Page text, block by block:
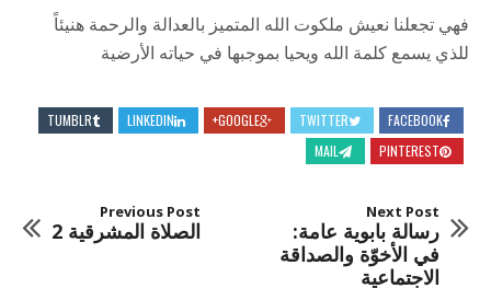
فهي تجعلنا نعيش ملكوت الله المتميز بالعدالة والرحمة هنيئاً
للذي يسمع كلمة الله ويحيا بموجبها في حياته الأرضية
FACEBOOK
TWITTER
GOOGLE+
LINKEDIN
TUMBLR
PINTEREST
MAIL
Previous Post
الصلاة المشرقية 2
Next Post
رسالة بابویة عامة:
في الأخوّة والصداقة
الاجتماعیة